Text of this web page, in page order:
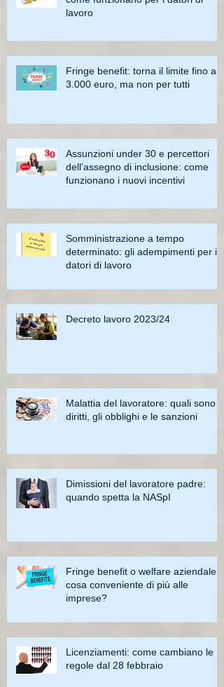
lavoro
Fringe benefit: torna il limite fino a
3.000 euro, ma non per tutti
Assunzioni under 30 e percettori
dell’assegno di inclusione: come
funzionano i nuovi incentivi
Somministrazione a tempo
determinato: gli adempimenti per i
datori di lavoro
Decreto lavoro 2023/24
Malattia del lavoratore: quali sono i
diritti, gli obblighi e le sanzioni
Dimissioni del lavoratore padre:
quando spetta la NASpI
Fringe benefit o welfare aziendale:
cosa conveniente di più alle
imprese?
Licenziamenti: come cambiano le
regole dal 28 febbraio